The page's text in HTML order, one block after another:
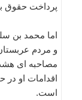
پرداخت حقوق
اما محمد بن
و مردم
مصاحبه ای
اقدامات او در
است.